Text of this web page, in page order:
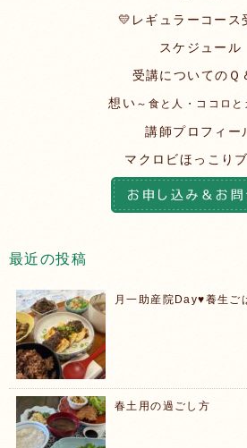
💛レギュラーコース
スケジュール
受講についてのＱ
想い ～食と人・ココロと
講師プロフィー
マクロビほっこり
最近の投稿
月一助産院Day♥️養生ご
春土用の過ごし方